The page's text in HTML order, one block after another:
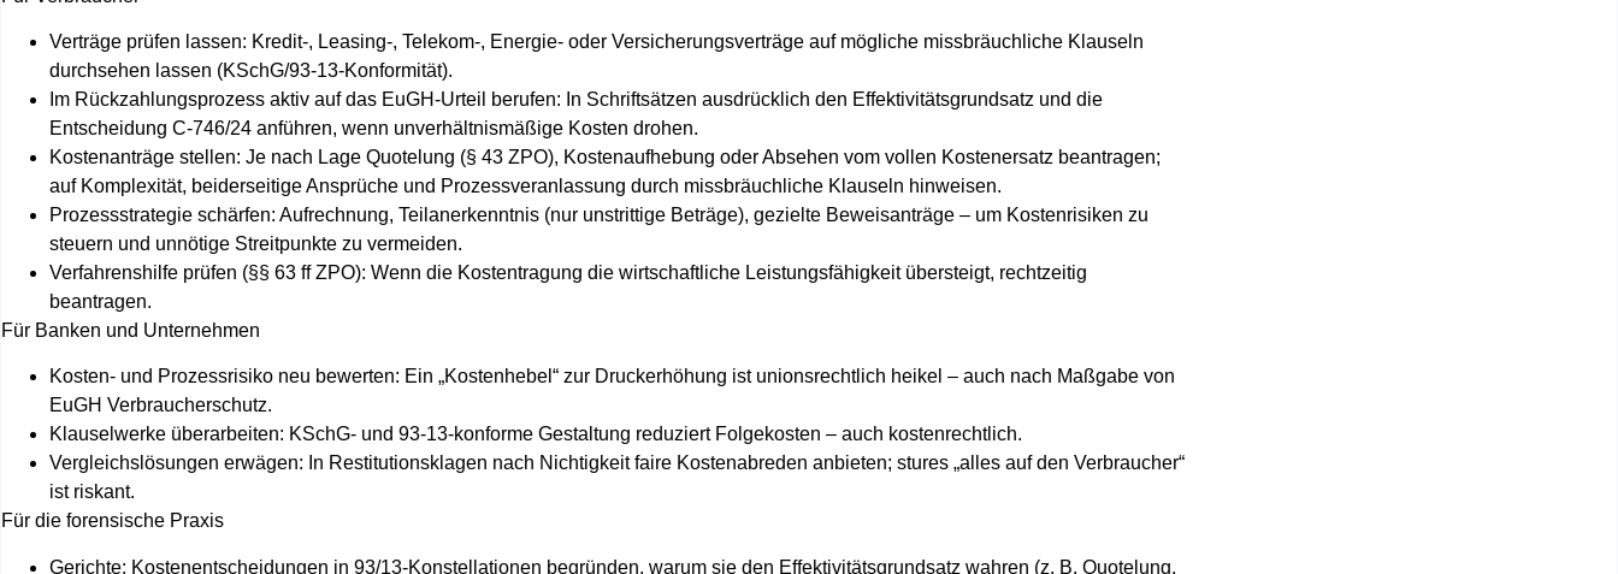
Verträge prüfen lassen: Kredit-, Leasing-, Telekom-, Energie- oder Versicherungsverträge auf mögliche missbräuchliche Klauseln
durchsehen lassen (KSchG/93‑13‑Konformität).
Im Rückzahlungsprozess aktiv auf das EuGH‑Urteil berufen: In Schriftsätzen ausdrücklich den Effektivitätsgrundsatz und die
Entscheidung C‑746/24 anführen, wenn unverhältnismäßige Kosten drohen.
Kostenanträge stellen: Je nach Lage Quotelung (§ 43 ZPO), Kostenaufhebung oder Absehen vom vollen Kostenersatz beantragen;
auf Komplexität, beiderseitige Ansprüche und Prozessveranlassung durch missbräuchliche Klauseln hinweisen.
Prozessstrategie schärfen: Aufrechnung, Teilanerkenntnis (nur unstrittige Beträge), gezielte Beweisanträge – um Kostenrisiken zu
steuern und unnötige Streitpunkte zu vermeiden.
Verfahrenshilfe prüfen (§§ 63 ff ZPO): Wenn die Kostentragung die wirtschaftliche Leistungsfähigkeit übersteigt, rechtzeitig
beantragen.
Für Banken und Unternehmen
Kosten- und Prozessrisiko neu bewerten: Ein „Kostenhebel“ zur Druckerhöhung ist unionsrechtlich heikel – auch nach Maßgabe von
EuGH Verbraucherschutz.
Klauselwerke überarbeiten: KSchG- und 93‑13‑konforme Gestaltung reduziert Folgekosten – auch kostenrechtlich.
Vergleichslösungen erwägen: In Restitutionsklagen nach Nichtigkeit faire Kostenabreden anbieten; stures „alles auf den Verbraucher“
ist riskant.
Für die forensische Praxis
Gerichte: Kostenentscheidungen in 93/13‑Konstellationen begründen, warum sie den Effektivitätsgrundsatz wahren (z. B. Quotelung,